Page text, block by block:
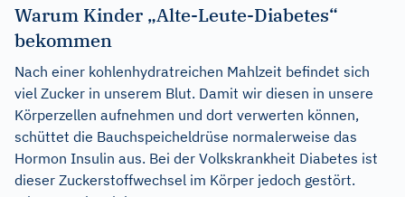
Warum Kinder „Alte-Leute-Diabetes“
bekommen
Nach einer kohlenhydratreichen Mahlzeit befindet sich
viel Zucker in unserem Blut. Damit wir diesen in unsere
Körperzellen aufnehmen und dort verwerten können,
schüttet die Bauchspeicheldrüse normalerweise das
Hormon Insulin aus. Bei der Volkskrankheit Diabetes ist
dieser Zuckerstoffwechsel im Körper jedoch gestört.